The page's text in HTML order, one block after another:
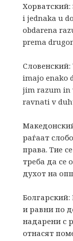
Хорватский:
i jednaka u
obdarena
prema
imajo enako
jim razum in
ravnati v
рaѓaaт
прaвa. Tиe
трeбa дa сe
дуxoт нa
и равни по
надарени с
отнасят